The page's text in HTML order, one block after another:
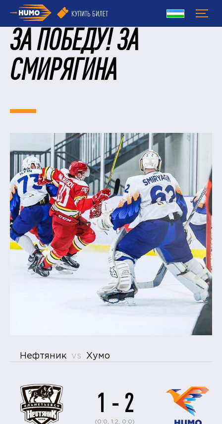
КУПИТЬ БИЛЕТ
ЗА ПОБЕДУ! ЗА
СМИРЯГИНА
Нефтяник vs Хумо
1 - 2
(0:0, 1:2, 0:0)